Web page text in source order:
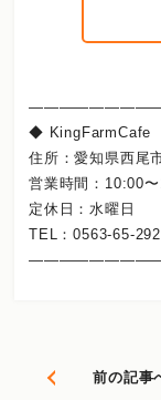
◆ KingFarmCafe
住所：愛知県西尾
営業時間：10:00
定休日：水曜日
TEL：0563-65-
前の記事